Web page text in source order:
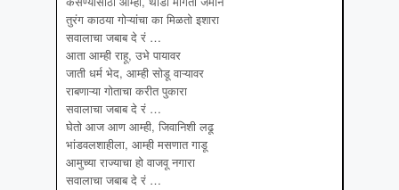
तुरंग काठया गोऱ्यांचा का मिळतो इशारा
सवालाचा जबाब दे रं …
आता आम्ही राहू, उभे पायावर
जाती धर्म भेद, आम्ही सोडू वाऱ्यावर
राबणाऱ्या गोताचा करीत पुकारा
सवालाचा जबाब दे रं …
घेतो आज आण आम्ही, जिवानिशी लढू
भांडवलशाहीला, आम्ही मसणात गाडू
आमुच्या राज्याचा हो वाजवू नगारा
सवालाचा जबाब दे रं …